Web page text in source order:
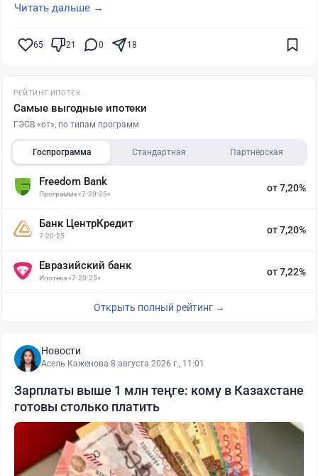
Читать дальше →
65 21 0 18
РЕЙТИНГ ИПОТЕК
Самые выгодные ипотеки
ГЭСВ «от», по типам программ
Госпрограмма Стандартная Партнёрская
Freedom Bank
Программа «7-20-25»
от 7,20%
Банк ЦентрКредит
7-20-25
от 7,20%
Евразийский банк
Ипотека «7-20-25»
от 7,22%
Открыть полный рейтинг →
Новости
Асель Каженова·8 августа 2026 г., 11:01
Зарплаты выше 1 млн теңге: кому в Казахстане
готовы столько платить